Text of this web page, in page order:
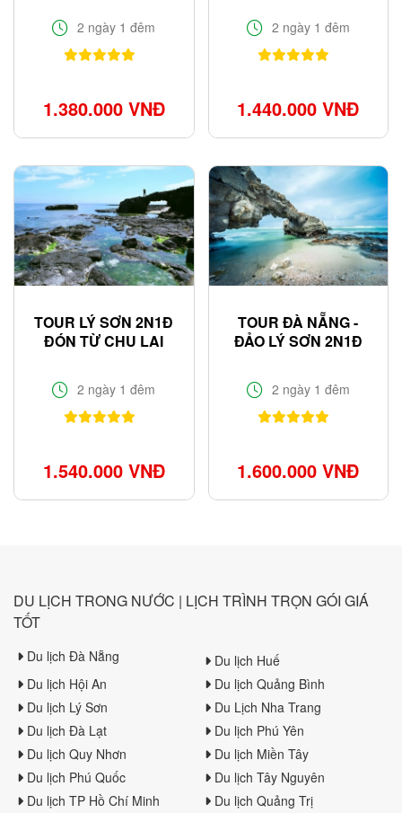
2 ngày 1 đêm
1.380.000 VNĐ
2 ngày 1 đêm
1.440.000 VNĐ
TOUR LÝ SƠN 2N1Đ
ĐÓN TỪ CHU LAI
2 ngày 1 đêm
1.540.000 VNĐ
TOUR ĐÀ NẴNG -
ĐẢO LÝ SƠN 2N1Đ
2 ngày 1 đêm
1.600.000 VNĐ
DU LỊCH TRONG NƯỚC | LỊCH TRÌNH TRỌN GÓI GIÁ
TỐT
Du lịch Đà Nẵng
Du lịch Huế
Du lịch Hội An
Du lịch Quảng Bình
Du lịch Lý Sơn
Du Lịch Nha Trang
Du lịch Đà Lạt
Du lịch Phú Yên
Du lịch Quy Nhơn
Du lịch Miền Tây
Du lịch Phú Quốc
Du lịch Tây Nguyên
Du lịch TP Hồ Chí Minh
Du lịch Quảng Trị